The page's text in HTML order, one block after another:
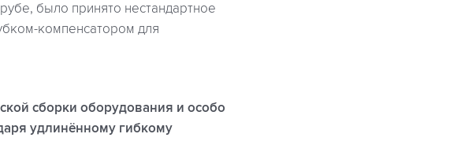
было принято нестандартное
компенсатором для
сборки оборудования и особо
удлинённому гибкому